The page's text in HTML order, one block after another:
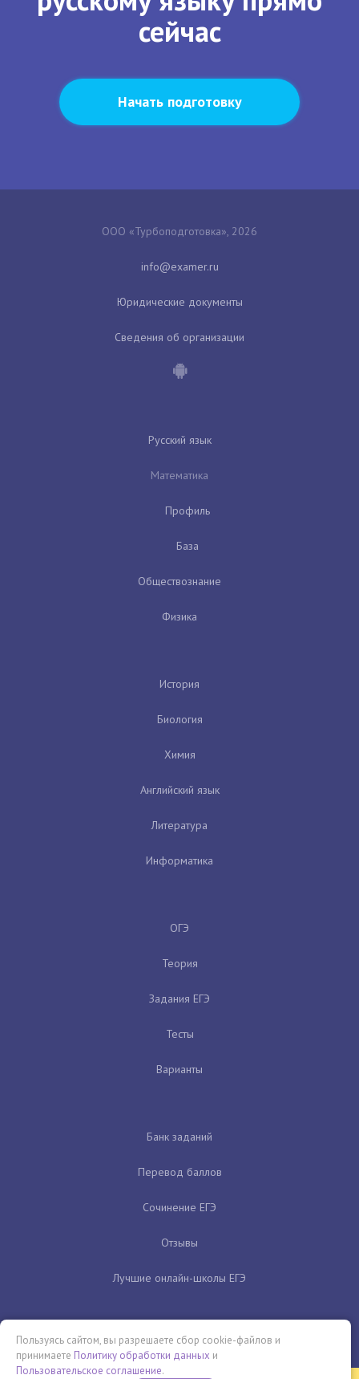
сейчас
Начать подготовку
ООО «Турбоподготовка», 2026
Юридические документы
Сведения об организации
Русский язык
Математика
Профиль
База
Обществознание
Физика
История
Биология
Химия
Английский язык
Литература
Информатика
ОГЭ
Теория
Задания ЕГЭ
Тесты
Варианты
Банк заданий
Перевод баллов
Сочинение ЕГЭ
Отзывы
Лучшие онлайн-школы ЕГЭ
Пользуясь сайтом, вы разрешаете сбор cookie-файлов и
принимаете Политику обработки данных и
Пользовательское соглашение.